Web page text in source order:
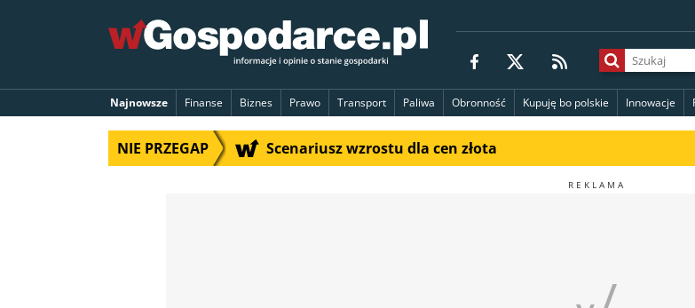
Najnowsze Finanse Biznes Prawo Transport Paliwa Obronność Kupuję bo polskie Innowacje
NIE PRZEGAP Scenariusz wzrostu dla cen złota